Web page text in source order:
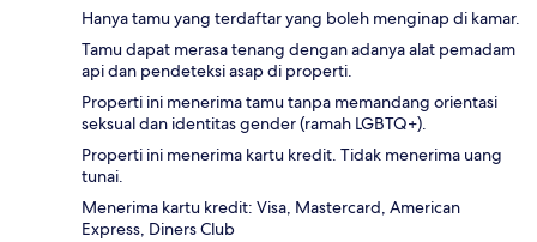
Hanya tamu yang terdaftar yang boleh menginap di kamar.
Tamu dapat merasa tenang dengan adanya alat pemadam
api dan pendeteksi asap di properti.
Properti ini menerima tamu tanpa memandang orientasi
seksual dan identitas gender (ramah LGBTQ+).
Properti ini menerima kartu kredit. Tidak menerima uang
tunai.
Menerima kartu kredit: Visa, Mastercard, American
Express, Diners Club